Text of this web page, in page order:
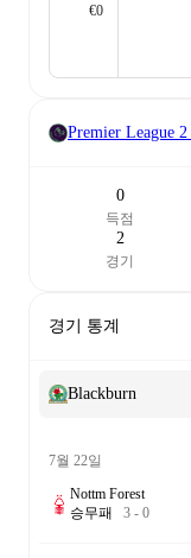
€0
Premier League 2
0
득점
2
경기
경기 통계
Blackburn
7월 22일
Nottm Forest
승무패 3 - 0